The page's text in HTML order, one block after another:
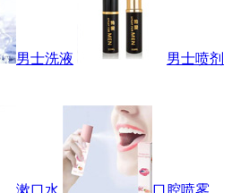
男士洗液
男士喷剂
漱口水
口腔喷雾